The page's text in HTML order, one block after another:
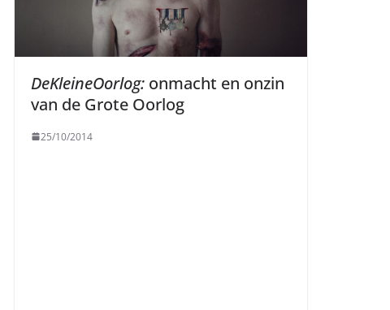
DeKleineOorlog: onmacht en onzin
van de Grote Oorlog
25/10/2014